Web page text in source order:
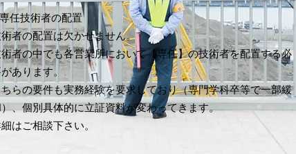
任技術者の配置
者の配置は欠かせません。
者の中でも各営業所において【専任】の技術者を配置する必
あります。
らの要件も実務経験を要求しており（専門学科卒等で一部緩
、個別具体的に立証資料が変わってきます。
はご相談下さい。